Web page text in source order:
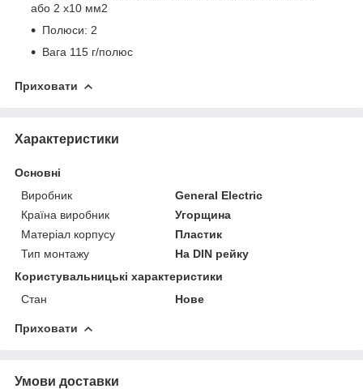
або 2 х10 мм2
Полюси: 2
Вага 115 г/полюс
Приховати
Характеристики
Основні
Виробник
General Electric
Країна виробник
Угорщина
Матеріал корпусу
Пластик
Тип монтажу
На DIN рейку
Користувальницькі характеристики
Стан
Нове
Приховати
Умови доставки